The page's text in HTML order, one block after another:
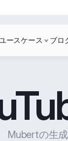
Mubertの生
ースケース ブロ